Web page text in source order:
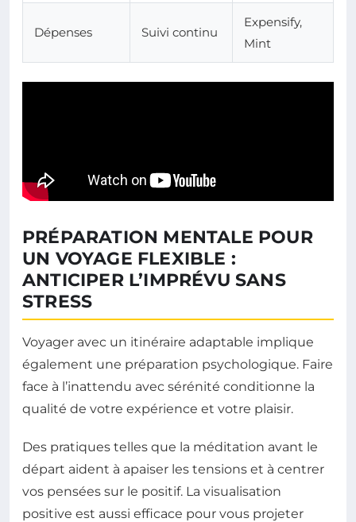
Dépenses Suivi continu
Expensify,
Mint
PRÉPARATION MENTALE POUR
UN VOYAGE FLEXIBLE :
ANTICIPER L’IMPRÉVU SANS
STRESS
Voyager avec un itinéraire adaptable implique
également une préparation psychologique. Faire
face à l’inattendu avec sérénité conditionne la
qualité de votre expérience et votre plaisir.
Des pratiques telles que la méditation avant le
départ aident à apaiser les tensions et à centrer
vos pensées sur le positif. La visualisation
positive est aussi efficace pour vous projeter